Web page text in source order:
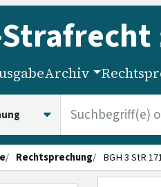
Archiv
Rechtsprechung BGH 3 StR